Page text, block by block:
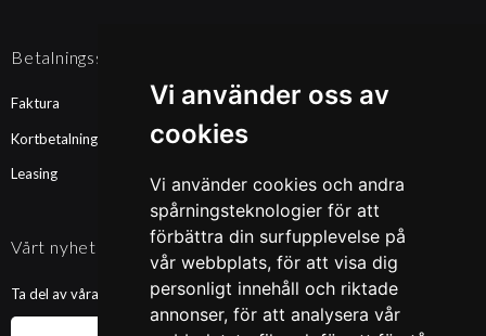
Vi använder oss av
cookies
Vi använder cookies och andra
spårningsteknologier för att
förbättra din surfupplevelse på
vår webbplats, för att visa dig
personligt innehåll och riktade
annonser, för att analysera vår
Betalningssätt
Faktura
Kortbetalning
Leasing
Vårt nyhetsbrev
Ta del av våra nyheter och kampanjer. Fyll i din mailadress nedan!